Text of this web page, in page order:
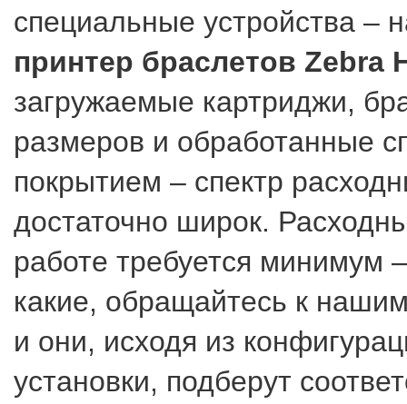
специальные устройства –
принтер браслетов Zebra
загружаемые картриджи,
размеров и обработанные
покрытием – спектр
достаточно широк.
работе требуется минимум
какие, обращайтесь к
и они, исходя из
установки, подберут